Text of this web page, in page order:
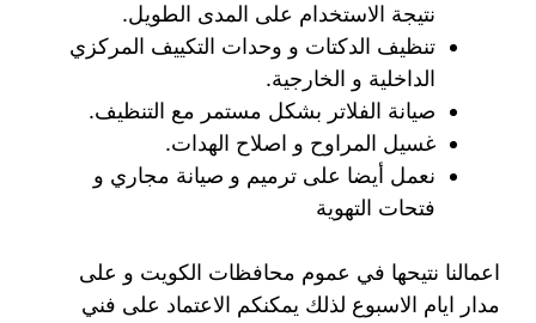
نتيجة الاستخدام على المدى الطويل.
تنظيف الدكتات و وحدات التكييف المركزي
الداخلية و الخارجية.
صيانة الفلاتر بشكل مستمر مع التنظيف.
غسيل المراوح و اصلاح الهدات.
نعمل أيضا على ترميم و صيانة مجاري و
فتحات التهوية
اعمالنا نتيحها في عموم محافظات الكويت و على
مدار ايام الاسبوع لذلك يمكنكم الاعتماد على فني